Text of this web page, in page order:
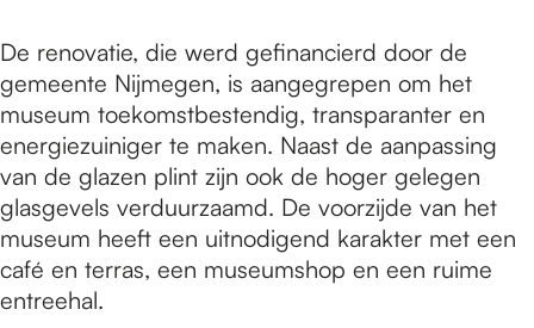
De renovatie, die werd gefinancierd door de
gemeente Nijmegen, is aangegrepen om het
museum toekomstbestendig, transparanter en
energiezuiniger te maken. Naast de aanpassing
van de glazen plint zijn ook de hoger gelegen
glasgevels verduurzaamd. De voorzijde van het
museum heeft een uitnodigend karakter met een
café en terras, een museumshop en een ruime
entreehal.